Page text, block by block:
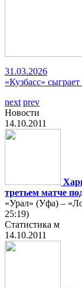
31.03.2026
«Кузбасс»
next prev
Новости
14.10.2011
третьем матче
«Урал» (Уфа) –
25:19)
Статистика м
14.10.2011